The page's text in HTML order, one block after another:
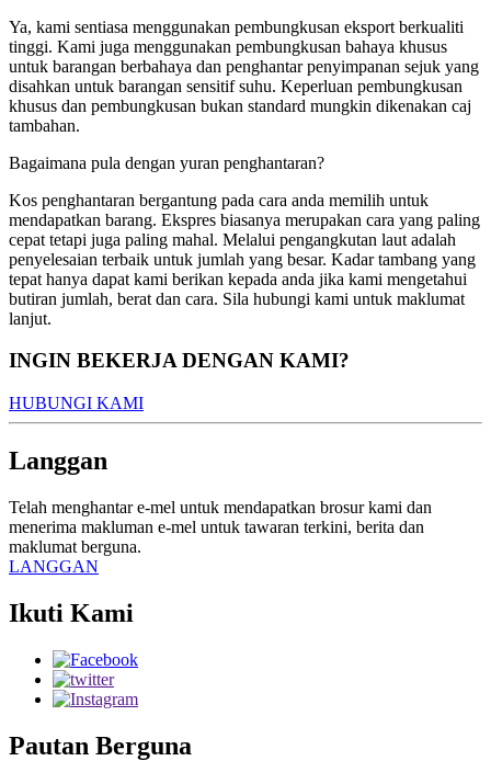
Ya, kami sentiasa menggunakan pembungkusan eksport berkualiti
tinggi. Kami juga menggunakan pembungkusan bahaya khusus
untuk barangan berbahaya dan penghantar penyimpanan sejuk yang
disahkan untuk barangan sensitif suhu. Keperluan pembungkusan
khusus dan pembungkusan bukan standard mungkin dikenakan caj
tambahan.
Bagaimana pula dengan yuran penghantaran?
Kos penghantaran bergantung pada cara anda memilih untuk
mendapatkan barang. Ekspres biasanya merupakan cara yang paling
cepat tetapi juga paling mahal. Melalui pengangkutan laut adalah
penyelesaian terbaik untuk jumlah yang besar. Kadar tambang yang
tepat hanya dapat kami berikan kepada anda jika kami mengetahui
butiran jumlah, berat dan cara. Sila hubungi kami untuk maklumat
lanjut.
INGIN BEKERJA DENGAN KAMI?
HUBUNGI KAMI
Langgan
Telah menghantar e-mel untuk mendapatkan brosur kami dan
menerima makluman e-mel untuk tawaran terkini, berita dan
maklumat berguna.
LANGGAN
Ikuti Kami
Pautan Berguna